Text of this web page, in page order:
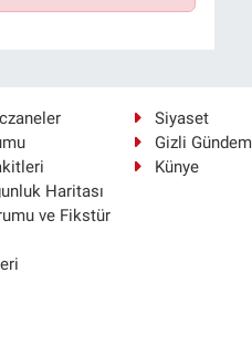
Haritası
ve Fikstür
Siyaset
Gizli Gündem
Künye